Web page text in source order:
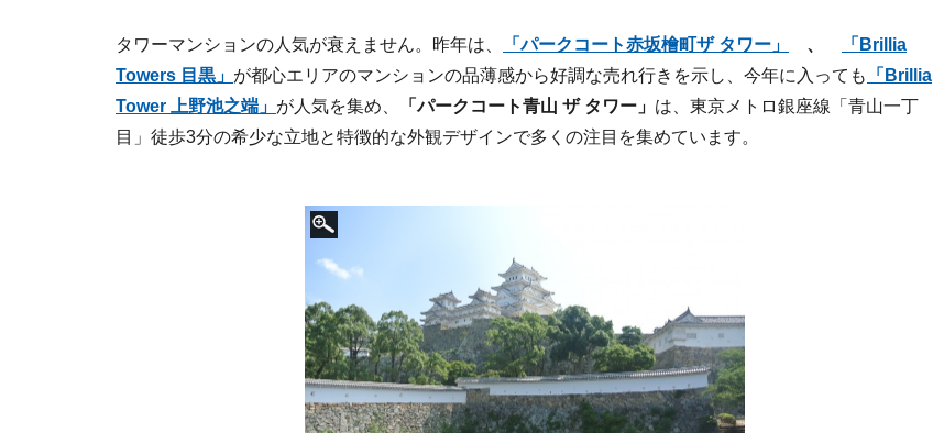
タワーマンションの人気が衰えません。昨年は、 「パークコート赤坂檜町ザ タワー」 、
「Brillia
Towers 目黒」 が都心エリアのマンションの品薄感から好調な売れ行きを示し、今年に入っても
「Brillia
Tower 上野池之端」 が人気を集め、 「パークコート青山 ザ タワー」 は、東京メトロ銀座線「青山一丁
目」徒歩3分の希少な立地と特徴的な外観デザインで多くの注目を集めています。